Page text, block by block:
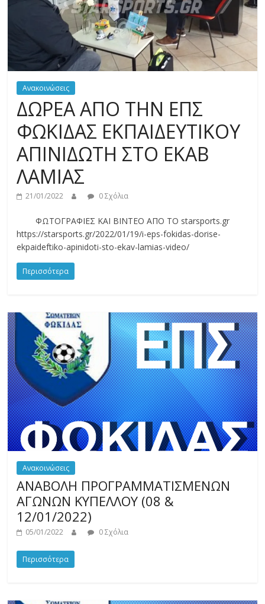
Ανακοινώσεις
ΔΩΡΕΑ ΑΠΟ ΤΗΝ ΕΠΣ
ΦΩΚΙΔΑΣ ΕΚΠΑΙΔΕΥΤΙΚΟΥ
ΑΠΙΝΙΔΩΤΗ ΣΤΟ ΕΚΑΒ
ΛΑΜΙΑΣ
21/01/2022 0 Σχόλια
ΦΩΤΟΓΡΑΦΙΕΣ ΚΑΙ ΒΙΝΤΕΟ ΑΠΟ ΤΟ starsports.gr
https://starsports.gr/2022/01/19/i-eps-fokidas-dorise-
ekpaideftiko-apinidoti-sto-ekav-lamias-video/
Περισσότερα
Ανακοινώσεις
ΑΝΑΒΟΛΗ ΠΡΟΓΡΑΜΜΑΤΙΣΜΕΝΩΝ
ΑΓΩΝΩΝ ΚΥΠΕΛΛΟΥ (08 &
12/01/2022)
05/01/2022 0 Σχόλια
Περισσότερα